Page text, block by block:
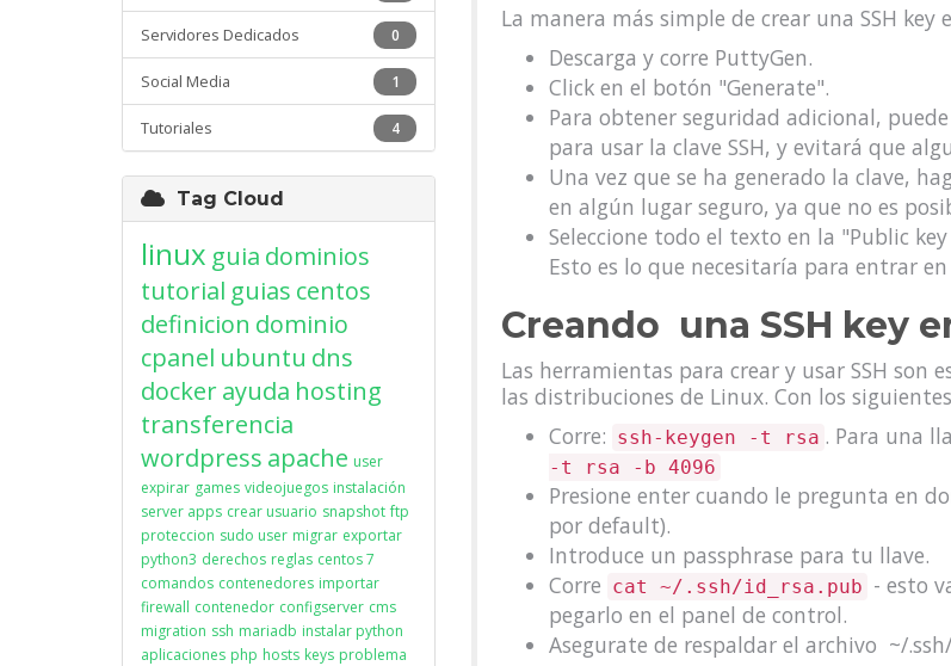
0
Servidores Dedicados
1
Social Media
4
Tutoriales
La manera más simple de crear una SSH key
Descarga y corre PuttyGen.
Click en el botón "Generate".
Para obtener seguridad adicional,
para usar la clave SSH, y evitará que
Una vez que se ha generado la clave,
en algún lugar seguro, ya que no es
Seleccione todo el texto en la "Public
Esto es lo que necesitaría para entrar
Creando una SSH key
Las herramientas para crear y usar SSH son
las distribuciones de Linux. Con los
Corre: ssh-keygen -t rsa . Para una
-t rsa -b 4096
Presione enter cuando le pregunta en
por default).
Introduce un passphrase para tu llave.
Corre cat ~/.ssh/id_rsa.pub - esto
pegarlo en el panel de control.
Asegurate de respaldar el archivo ~/
Tag Cloud
linux guia dominios
tutorial guias centos
definicion dominio
cpanel ubuntu dns
dockerayuda hosting
transferencia
wordpress apache user
expirar games videojuegos instalación
server apps crear usuario snapshot ftp
proteccion sudo user migrar exportar
python3 derechos reglas centos 7
comandos contenedores importar
firewall contenedor configserver cms
migration ssh mariadb instalar python
aplicaciones php hosts keys problema